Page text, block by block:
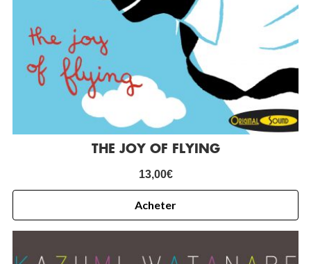
THE JOY OF FLYING
13,00€
Acheter